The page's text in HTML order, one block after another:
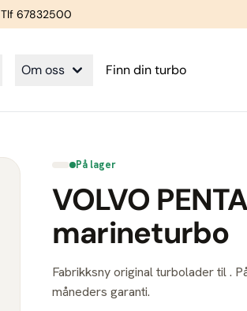
Tlf 67832500
Om oss Finn din turbo
På lager
VOLVO
marineturbo
Fabrikksny original turbolader til .
måneders garanti.